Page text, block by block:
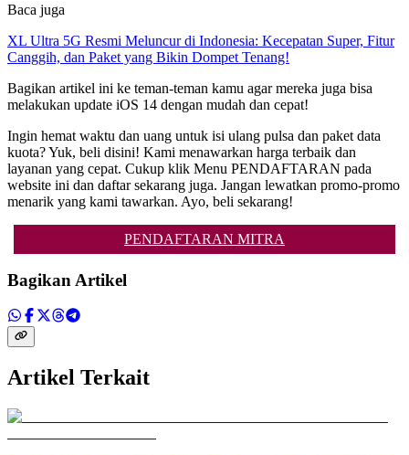
Baca juga
XL Ultra 5G Resmi Meluncur di Indonesia: Kecepatan Super, Fitur
Canggih, dan Paket yang Bikin Dompet Tenang!
Bagikan artikel ini ke teman-teman kamu agar mereka juga bisa
melakukan update iOS 14 dengan mudah dan cepat!
Ingin hemat waktu dan uang untuk isi ulang pulsa dan paket data
kuota? Yuk, beli disini! Kami menawarkan harga terbaik dan
layanan yang cepat. Cukup klik Menu PENDAFTARAN pada
website ini dan daftar sekarang juga. Jangan lewatkan promo-promo
menarik yang kami tawarkan. Ayo, beli sekarang!
PENDAFTARAN MITRA
Bagikan Artikel
Artikel Terkait